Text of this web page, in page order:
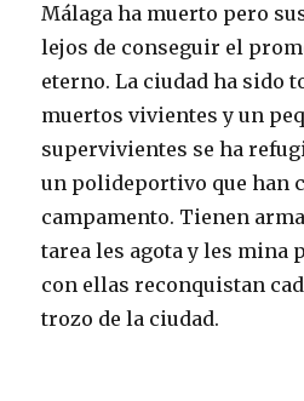
Málaga ha muerto pero
lejos de conseguir el
eterno. La ciudad ha sido
muertos vivientes y un
supervivientes se ha
un polideportivo que han
campamento. Tienen
tarea les agota y les mina
con ellas reconquistan
trozo de la ciudad.